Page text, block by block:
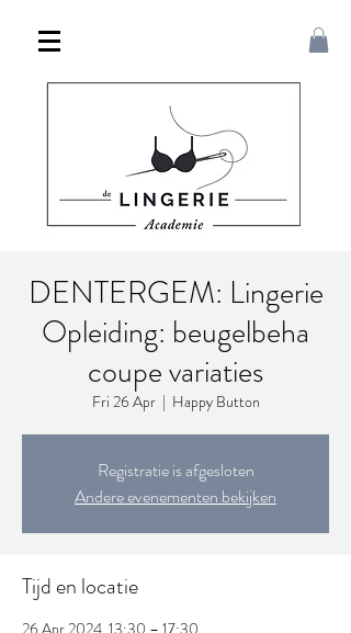
DENTERGEM: Lingerie
Opleiding: beugelbeha
coupe variaties
Fri 26 Apr
  |
Happy Button
Registratie is afgesloten
Andere evenementen bekijken
Tijd en locatie
26 Apr 2024, 13:30 – 17:30